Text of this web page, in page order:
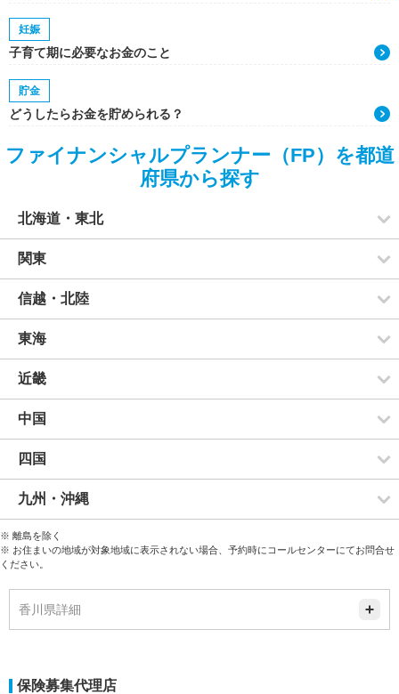
妊娠
子育て期に必要なお金のこと
貯金
どうしたらお金を貯められる？
ファイナンシャルプランナー（FP）を都道
府県から探す
北海道・東北
関東
信越・北陸
東海
近畿
中国
四国
九州・沖縄
※ 離島を除く
※ お住まいの地域が対象地域に表示されない場合、予約時にコールセンターにてお問合せ
ください。
香川県詳細
保険募集代理店